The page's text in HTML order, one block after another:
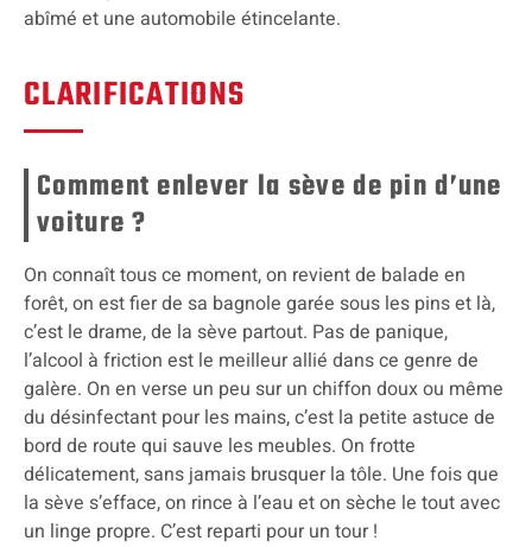
abîmé et une automobile étincelante.
CLARIFICATIONS
Comment enlever la sève de pin d’une
voiture ?
On connaît tous ce moment, on revient de balade en
forêt, on est fier de sa bagnole garée sous les pins et là,
c’est le drame, de la sève partout. Pas de panique,
l’alcool à friction est le meilleur allié dans ce genre de
galère. On en verse un peu sur un chiffon doux ou même
du désinfectant pour les mains, c’est la petite astuce de
bord de route qui sauve les meubles. On frotte
délicatement, sans jamais brusquer la tôle. Une fois que
la sève s’efface, on rince à l’eau et on sèche le tout avec
un linge propre. C’est reparti pour un tour !